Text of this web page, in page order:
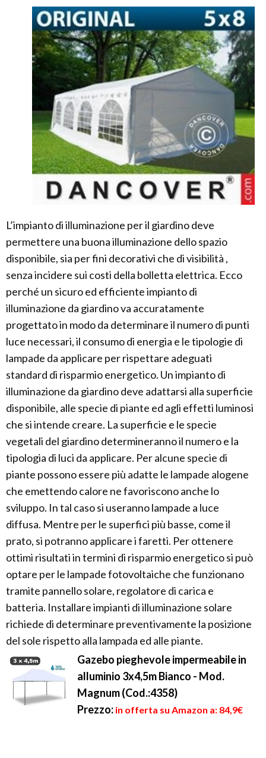
L’impianto di illuminazione per il giardino deve
permettere una buona illuminazione dello spazio
disponibile, sia per fini decorativi che di visibilità ,
senza incidere sui costi della bolletta elettrica. Ecco
perché un sicuro ed efficiente impianto di
illuminazione da giardino va accuratamente
progettato in modo da determinare il numero di punti
luce necessari, il consumo di energia e le tipologie di
lampade da applicare per rispettare adeguati
standard di risparmio energetico. Un impianto di
illuminazione da giardino deve adattarsi alla superficie
disponibile, alle specie di piante ed agli effetti luminosi
che si intende creare. La superficie e le specie
vegetali del giardino determineranno il numero e la
tipologia di luci da applicare. Per alcune specie di
piante possono essere più adatte le lampade alogene
che emettendo calore ne favoriscono anche lo
sviluppo. In tal caso si useranno lampade a luce
diffusa. Mentre per le superfici più basse, come il
prato, si potranno applicare i faretti. Per ottenere
ottimi risultati in termini di risparmio energetico si può
optare per le lampade fotovoltaiche che funzionano
tramite pannello solare, regolatore di carica e
batteria. Installare impianti di illuminazione solare
richiede di determinare preventivamente la posizione
del sole rispetto alla lampada ed alle piante.
Gazebo pieghevole impermeabile in
alluminio 3x4,5m Bianco - Mod.
Magnum (Cod.:4358)
Prezzo: in offerta su Amazon a: 84,9€